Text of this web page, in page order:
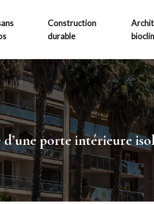
Construction
durable
porte intérieure